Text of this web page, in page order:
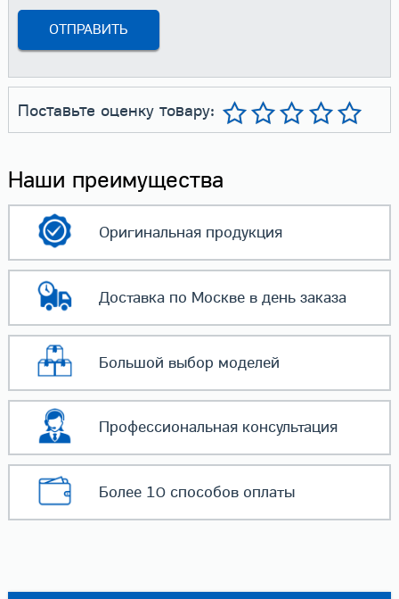
Поставьте оценку товару:
Наши преимущества
Оригинальнаяпродукция
Доставка по Москвев день заказа
Большой выбор моделей
Профессиональнаяконсультация
Более 10 способовоплаты